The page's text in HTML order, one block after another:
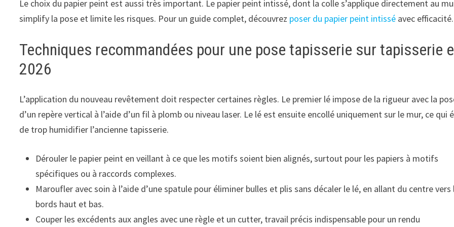
Le choix du papier peint est aussi très important. Le papier peint intissé, dont la colle s’applique directement au
simplify la pose et limite les risques. Pour un guide complet, découvrez poser du papier peint intissé avec efficacité.
Techniques recommandées pour une pose tapisserie sur tapisserie
2026
L’application du nouveau revêtement doit respecter certaines règles. Le premier lé impose de la rigueur avec la
d’un repère vertical à l’aide d’un fil à plomb ou niveau laser. Le lé est ensuite encollé uniquement sur le mur, ce qui
de trop humidifier l’ancienne tapisserie.
Dérouler le papier peint en veillant à ce que les motifs soient bien alignés, surtout pour les papiers à motifs
spécifiques ou à raccords complexes.
Maroufler avec soin à l’aide d’une spatule pour éliminer bulles et plis sans décaler le lé, en allant du centre vers
bords haut et bas.
Couper les excédents aux angles avec une règle et un cutter, travail précis indispensable pour un rendu